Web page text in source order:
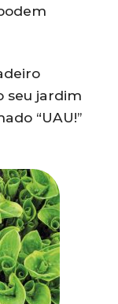
seu jardim
“UAU!”